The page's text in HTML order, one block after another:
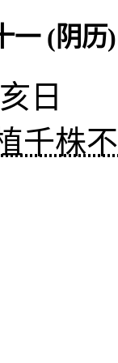
一 (阴历)
日
千株